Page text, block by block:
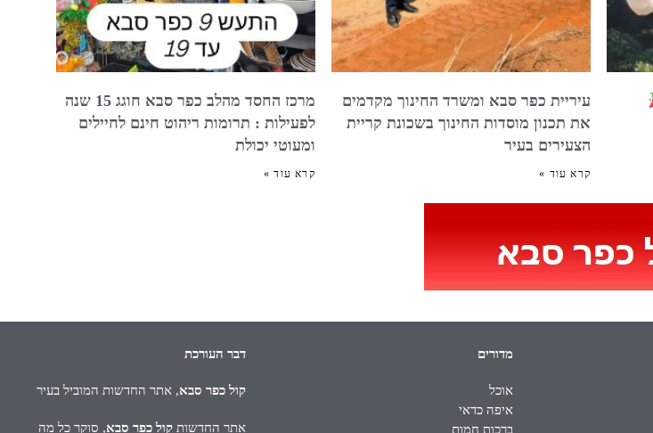
עיריית כפר סבא ומשרד החינוך מקדמים
את תכנון מוסדות החינוך בשכונת קריית
הצעירים בעיר
קרא עוד »
מרכז החסד מהלב כפר סבא חוגג 15 שנה
לפעילות : תרומות ריהוט חינם לחיילים
ומעוטי יכולת
קרא עוד »
מדורים
אוכל
איפה כדאי
ברכות חמות
דבר העורכת
קול כפר סבא, אתר החדשות המוביל בעיר
אתר החדשות קול כפר סבא, סוקר כל מה